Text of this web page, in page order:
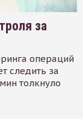
за
операций
следить за
толкнуло